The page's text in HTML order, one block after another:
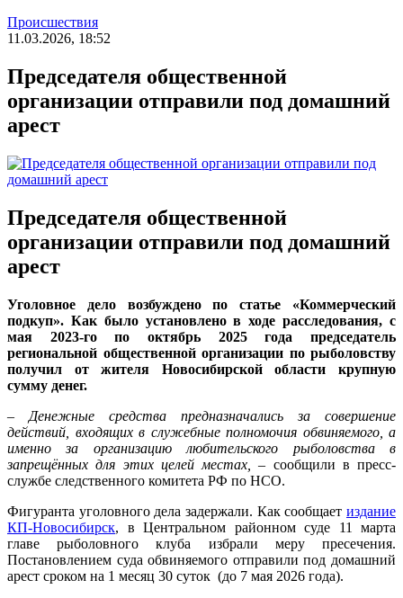
Происшествия
11.03.2026, 18:52
Председателя общественной
организации отправили под домашний
арест
Председателя общественной
организации отправили под домашний
арест
Уголовное дело возбуждено по статье «Коммерческий
подкуп». Как было установлено в ходе расследования, с
мая 2023-го по октябрь 2025 года председатель
региональной общественной организации по рыболовству
получил от жителя Новосибирской области крупную
сумму денег.
– Денежные средства предназначались за совершение
действий, входящих в служебные полномочия обвиняемого, а
именно за организацию любительского рыболовства в
запрещённых для этих целей местах,
– сообщили в пресс-
службе следственного комитета РФ по НСО.
Фигуранта уголовного дела задержали. Как сообщает издание
КП-Новосибирск, в Центральном районном суде 11 марта
главе рыболовного клуба избрали меру пресечения.
Постановлением суда обвиняемого отправили под домашний
арест сроком на 1 месяц 30 суток (до 7 мая 2026 года).